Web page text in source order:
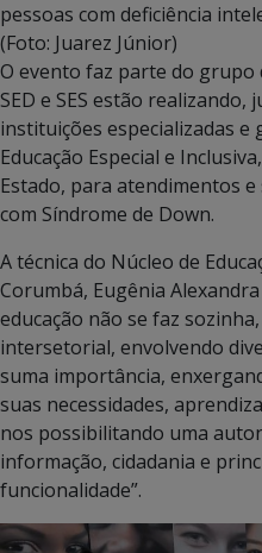
pessoas com deficiência
(Foto: Juarez Júnior)
O evento faz parte do grupo
SED e SES estão
instituições especializadas e
Educação Especial e
Estado, para atendimentos
com Síndrome de Down.
A técnica do Núcleo de
Corumbá, Eugênia
educação não se faz
intersetorial, envolvendo
suma importância,
suas necessidades,
nos possibilitando uma
informação, cidadania e
funcionalidade”.